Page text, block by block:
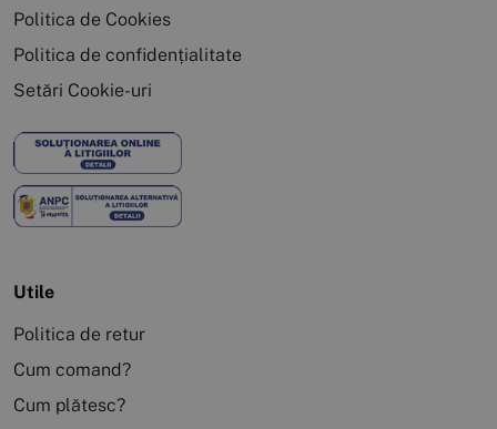
Politica de Cookies
Politica de confidențialitate
Setări Cookie-uri
Utile
Politica de retur
Cum comand?
Cum plătesc?